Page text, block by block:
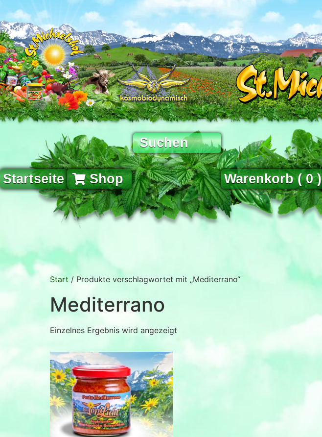
Startseite Shop Warenkorb (0)
Start/ Produkte verschlagwortet mit „Mediterrano“
Mediterrano
Einzelnes Ergebnis wird angezeigt